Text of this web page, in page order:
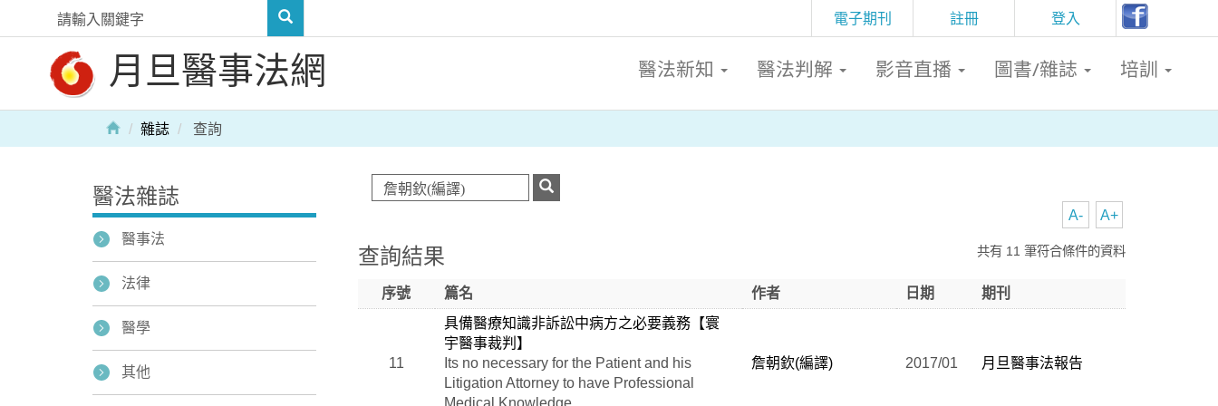
註冊 登入
電子期刊
月旦醫事法網 醫法新知 醫法判解 影音直播 圖書/雜誌 培訓
雜誌 查詢
A+
A-
查詢結果 共有 11 筆符合條件的資料
序號 篇名 作者 日期 期刊
11
具備醫療知識非訴訟中病方之必要義務【寰
宇醫事裁判】
Its no necessary for the Patient and his
Litigation Attorney to have Professional
Medical Knowledge
詹朝欽(編譯) 2017/01 月旦醫事法報告
醫法雜誌
醫事法
法律
醫學
其他